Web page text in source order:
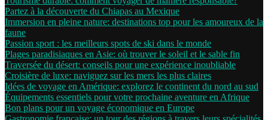
Partez à la découverte du Chiapas au Mexique
Immersion en pleine nature: destinations top pour les amoureux de la
faune
Passion sport : les meilleurs spots de ski dans le monde
Plages paradisiaques en Asie: où trouver le soleil et le sable fin
Traversée du désert: conseils pour une expérience inoubliable
Croisière de luxe: naviguez sur les mers les plus claires
Idées de voyage en Amérique: explorez le continent du nord au sud
Équipements essentiels pour votre prochaine aventure en Afrique
Bon plans pour un voyage économique en Europe